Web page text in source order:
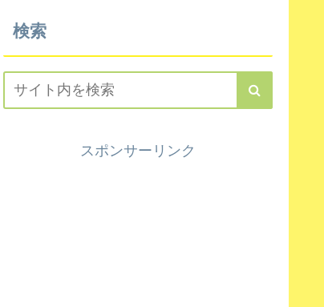
検索
スポンサーリンク